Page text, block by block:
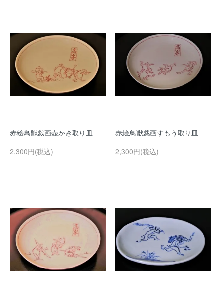
赤絵鳥獣戯画壺かき取り皿
2,300円(税込)
赤絵鳥獣戯画すもう取り皿
2,300円(税込)